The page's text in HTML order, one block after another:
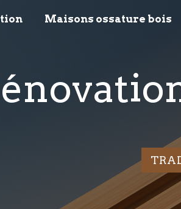
Maisons ossature bois